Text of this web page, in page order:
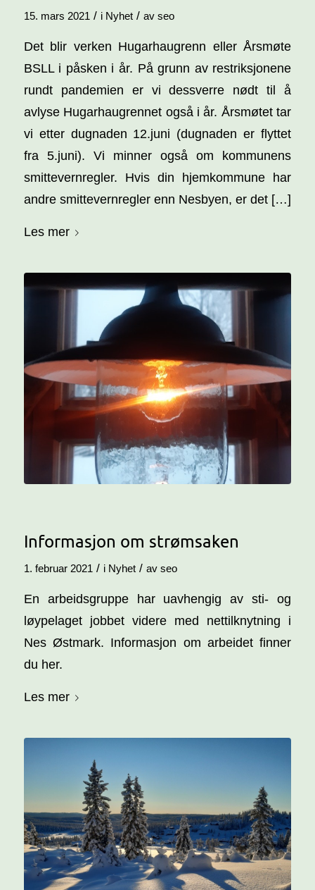
15. mars 2021 / i Nyhet / av seo
Det blir verken Hugarhaugrenn eller Årsmøte
BSLL i påsken i år. På grunn av restriksjonene
rundt pandemien er vi dessverre nødt til å
avlyse Hugarhaugrennet også i år. Årsmøtet tar
vi etter dugnaden 12.juni (dugnaden er flyttet
fra 5.juni). Vi minner også om kommunens
smittevernregler. Hvis din hjemkommune har
andre smittevernregler enn Nesbyen, er det […]
Les mer
Informasjon om strømsaken
1. februar 2021 / i Nyhet / av seo
En arbeidsgruppe har uavhengig av sti- og
løypelaget jobbet videre med nettilknytning i
Nes Østmark. Informasjon om arbeidet finner
du her.
Les mer